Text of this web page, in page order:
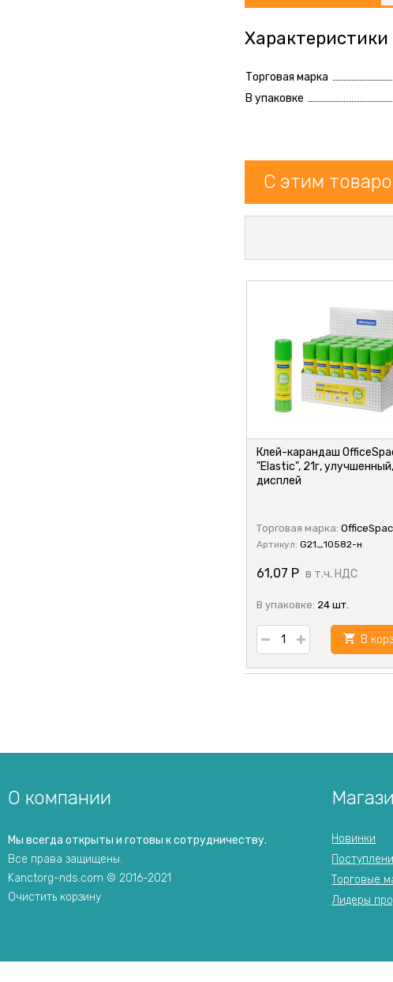
Характеристики
Торговая марка
В упаковке
С этим
Клей-карандаш
"Elastic", 21г, улучшенный,
дисплей
Торговая марка:
Артикул: G21_10582-н
61,07 Р в т.ч. НДС
В упаковке: 24 шт.
В
О компании
Мы всегда открыты и готовы к сотрудничеству.
Все права защищены.
Kanctorg-nds.com © 2016-2021
Очистить корзину
Новинки
Торговые
Лидеры